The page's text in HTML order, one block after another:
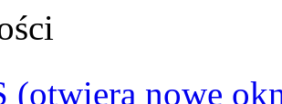
(otwiera nowe